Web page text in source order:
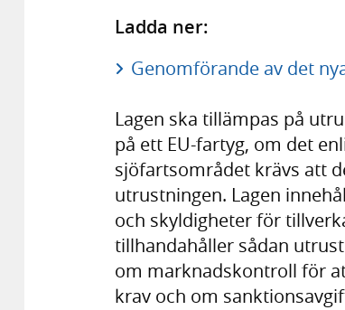
Ladda ner:
Genomförande av det
Lagen ska tillämpas på
på ett EU-fartyg, om det
sjöfartsområdet krävs att
utrustningen. Lagen
och skyldigheter för
tillhandahåller sådan
om marknadskontroll för
krav och om